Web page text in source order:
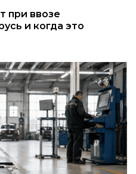
при ввозе
и когда это